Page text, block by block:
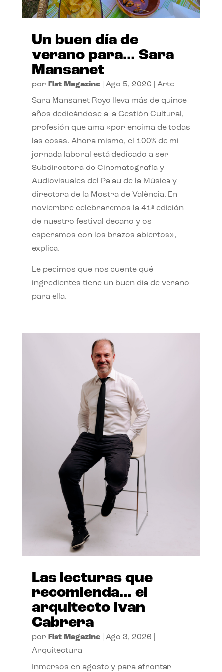
Un buen día de
verano para… Sara
Mansanet
por Flat Magazine| Ago 5, 2026 Arte
Sara Mansanet Royo lleva más de quince
años dedicándose a la Gestión Cultural,
profesión que ama «por encima de todas
las cosas. Ahora mismo, el 100% de mi
jornada laboral está dedicado a ser
Subdirectora de Cinematografía y
Audiovisuales del Palau de la Música y
directora de la Mostra de València. En
noviembre celebraremos la 41ª edición
de nuestro festival decano y os
esperamos con los brazos abiertos»,
explica.
Le pedimos que nos cuente qué
ingredientes tiene un buen día de verano
para ella.
Las lecturas que
recomienda… el
arquitecto Ivan
Cabrera
por Flat Magazine| Ago 3, 2026
Arquitectura
Inmersos en agosto y para afrontar